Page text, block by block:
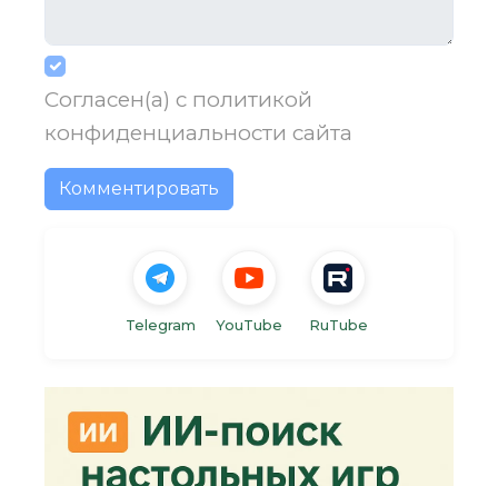
Согласен(а) с политикой
конфиденциальности сайта
Комментировать
Telegram YouTube RuTube